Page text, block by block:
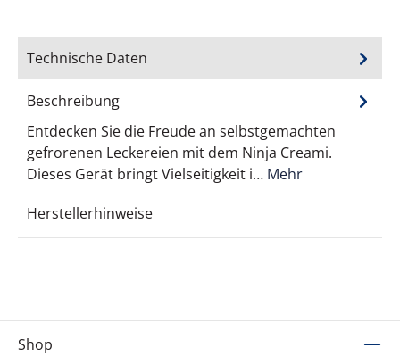
Technische Daten
Beschreibung
Entdecken Sie die Freude an selbstgemachten
gefrorenen Leckereien mit dem Ninja Creami.
Dieses Gerät bringt Vielseitigkeit i… Mehr
Herstellerhinweise
Shop